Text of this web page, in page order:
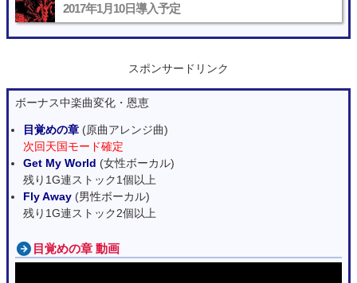
2017年1月10日導入予定
スポンサードリンク
ボーナス中楽曲変化・恩恵
目覚めの章 (原曲アレンジ曲)
次回天国モード確定
Get My World (女性ボーカル)
残り1G連ストック1個以上
Fly Away (男性ボーカル)
残り1G連ストック2個以上
目覚めの章 動画